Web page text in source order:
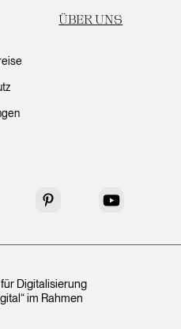
ÜBER UNS
Pinterest YouTube
Digitalisierung
im Rahmen